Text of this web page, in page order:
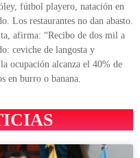
fútbol playero, natación en
Los restaurantes no dan abasto.
afirma: “Recibo de dos mil a
ceviche de langosta y
ocupación alcanza el 40% de
en burro o banana.